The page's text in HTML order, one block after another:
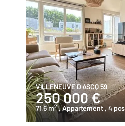
VILLENEUVE D ASCQ 59
250 000 €
71,6 m2 , Appartement , 4 pcs